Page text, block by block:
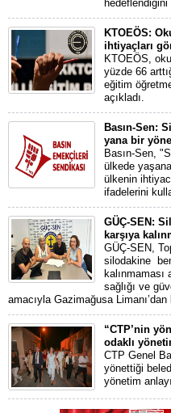
hedeflendiğini
KTOEÖS:
ihtiyaçları
KTOEÖS,
yüzde 66
eğitim
açıkladı.
Basın-Sen:
yana bir
Basın-Sen,
ülkede
ülkenin
ifadelerini
GÜÇ-SEN:
karşıya
GÜÇ-SEN,
silodakine
sağlığı ve
amacıyla Gazimağusa
“CTP’nin
odaklı
CTP Genel
yönettiği
yönetim